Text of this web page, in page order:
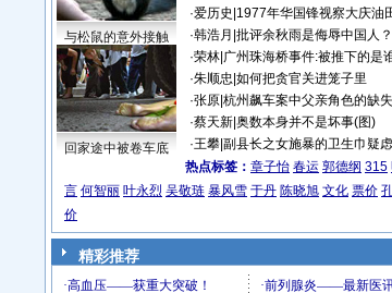
与松鼠的意外接触
回家途中被卷车底
·爱历史 1977年华国锋视察大庆油
·韩浩月 批评余秋雨是侮辱中国人？
·荣林| 广州珠海桥事件:被推下的是
·朱顺忠 如何把贪官关进笼子里
·张原| 杭州飙车案中父亲角色的缺失
·蔡天新| 奥数本身并不是坏事(图)
·王攀| 副县长之女施暴的卫生巾疑虑
热点标签： 章子怡 春运 郭德纲 315
言 何智丽 叶永烈 吴敬琏 暴风雪 于丹 陈晓旭 文化 票价
价
精彩推荐